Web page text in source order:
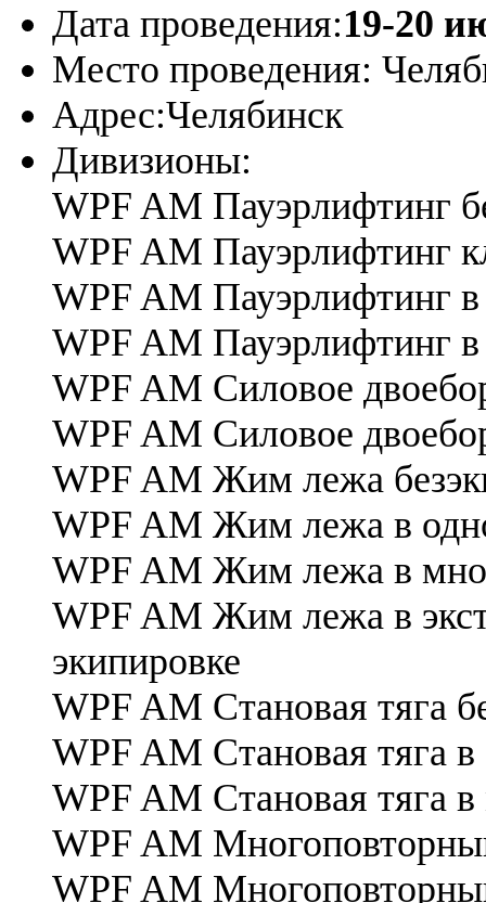
Дата проведения:19-20
Место проведения:
Адрес:Челябинск
Дивизионы:
WPF AM Пауэрлифтинг
WPF AM Пауэрлифтинг
WPF AM Пауэрлифтинг
WPF AM Пауэрлифтинг
WPF AM Силовое
WPF AM Силовое
WPF AM Жим лежа
WPF AM Жим лежа в
WPF AM Жим лежа в
WPF AM Жим лежа в
экипировке
WPF AM Становая тяга
WPF AM Становая тяга
WPF AM Становая тяга
WPF AM
WPF AM